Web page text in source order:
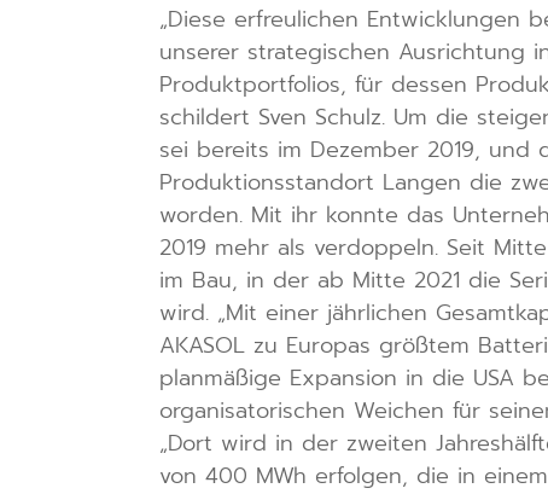
„Diese erfreulichen Entwicklungen
unserer strategischen Ausrichtung
Produktportfolios, für dessen
schildert Sven Schulz. Um die
sei bereits im Dezember 2019, und
Produktionsstandort Langen die
worden. Mit ihr konnte das
2019 mehr als verdoppeln. Seit
im Bau, in der ab Mitte 2021 die
wird. „Mit einer jährlichen
AKASOL zu Europas größtem
planmäßige Expansion in die USA
organisatorischen Weichen für
„Dort wird in der zweiten
von 400 MWh erfolgen, die in